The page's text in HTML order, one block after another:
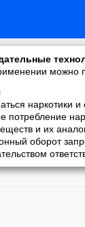
можно
наркотики
и их
оборот